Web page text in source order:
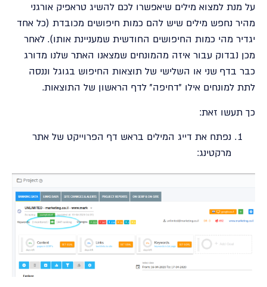
על מנת למצוא מילים שיאפשרו לכם להשיג טראפיק אורגני
מהיר נחפש מילים שיש להם כמות חיפושים מכובדת (כל אחד
יגדיר מהי כמות החיפושים החודשית שמעניינת אותו). לאחר
מכן נבדוק עבור איזה מהמונחים שמצאנו האתר שלנו מדורג
כבר בדף שני או השלישי של תוצאות החיפוש בגוגל וננסה
לתת למונחים אילו "דחיפה" לדף הראשון של התוצאות.
כך תעשו זאת:
נפתח את דייג המילים בראש דף הפרוייקט של אתר
מרקטינג: